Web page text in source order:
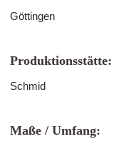
Göttingen
Produktionsstätte:
Schmid
Maße / Umfang: